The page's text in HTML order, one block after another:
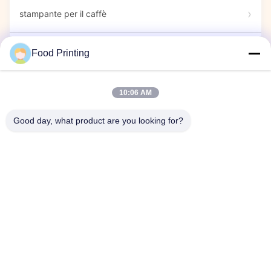
stampante per il caffè
Pennarelli commestibili
Stampante di caramelle
stampante capsule
Food Printing
10:06 AM
Good day, what product are you looking for?